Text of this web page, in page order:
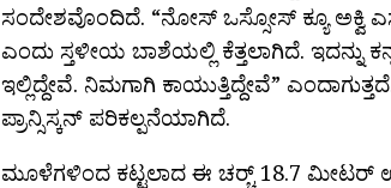
ಸಂದೇಶವೊಂದಿದೆ. “ನೋಸ್ ಒಸ್ಸೋಸ್ ಕ್ಯೂ
ಎಂದು ಸ್ತಳೀಯ ಬಾಶೆಯಲ್ಲಿ ಕೆತ್ತಲಾಗಿದೆ. ಇದನ್ನು
ಇಲ್ಲಿದ್ದೇವೆ. ನಿಮಗಾಗಿ ಕಾಯುತ್ತಿದ್ದೇವೆ”
ಪ್ರಾನ್ಸಿಸ್ಕನ್ ಪರಿಕಲ್ಪನೆಯಾಗಿದೆ.
ಮೂಳೆಗಳಿಂದ ಕಟ್ಟಲಾದ ಈ ಚರ‍್ಚ್ 18.7 ಮೀಟರ್